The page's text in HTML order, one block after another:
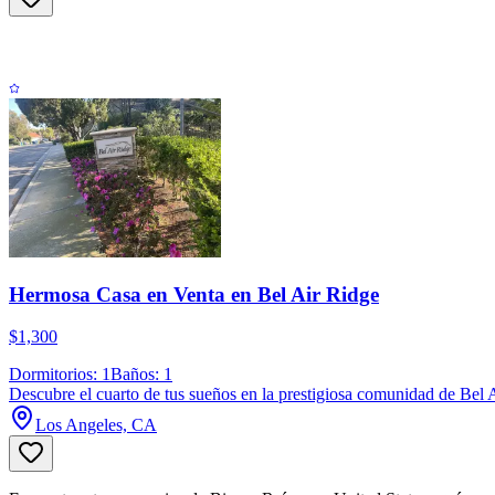
Hermosa Casa en Venta en Bel Air Ridge
$1,300
Dormitorios: 1Baños: 1
Descubre el cuarto de tus sueños en la prestigiosa comunidad de
Los Angeles, CA